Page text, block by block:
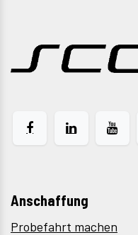
Anschaffung
Probefahrt machen